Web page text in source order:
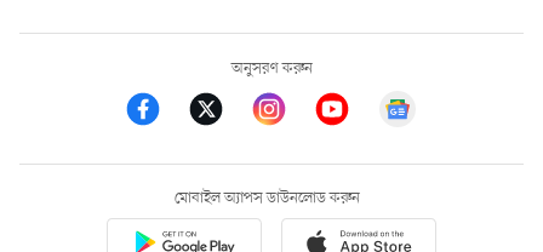
অনুসরণ করুন
মোবাইল অ্যাপস ডাউনলোড করুন